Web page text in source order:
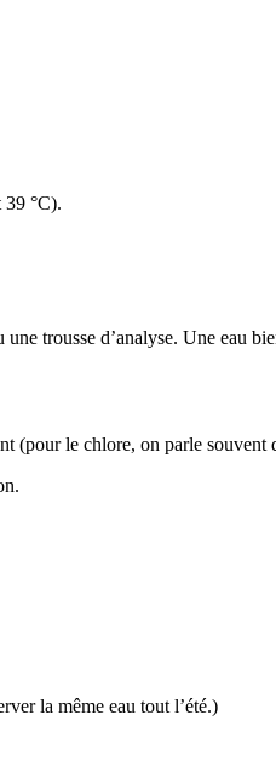
39 °C).
trousse d’analyse. Une eau
(pour le chlore, on parle
la même eau tout l’été.)